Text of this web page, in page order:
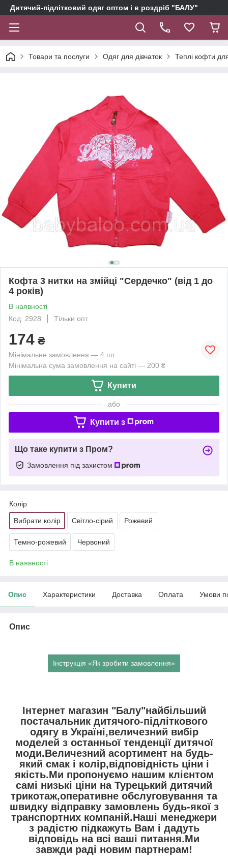
Дитячий-підлітковий одяг оптом і в роздріб "БАЛУ"
Товари та послуги Одяг для дівчаток Теплі кофти
Кофта 3 нитки на змійці "Сердечко" (від 1 до
4 років)
В наявності
Код: 2928
Тільки опт
174 ₴
Мінімальне замовлення — 4 шт.
Мінімальна сума замовлення на сайті — 200 ₴
Купити
або
Купити з
Що таке купити з Пром?
Замовлення під захистом
Колір
Вибрати колір Світло-сірий Рожевий
Темно-рожевий Червоний
В наявності
Опис Характеристики Доставка Оплата Умови
Опис
Інструкція «Як зробити замовлення»
Інтернет магазин "Балу"найбільший
постачальник дитячого-підліткового
одягу в Україні,величезний вибір
моделей з останньої тенденції дитячої
моди.Величезний асортимент на будь-
який смак і колір,відповідність ціни і
якість.Ми пропонуємо нашим клієнтом
самі низькі ціни на Турецький дитячий
трикотаж,оперативне обслуговування та
швидку відправку замовлень будь-якої з
транспортних компаній.Наші менеджери
з радістю підкажуть Вам і дадуть
відповідь на всі ваші питання.Ми
завжди раді новим партнерам!